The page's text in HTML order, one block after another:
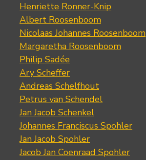
Henriette Ronner-Knip
Albert Roosenboom
Nicolaas Johannes Roosenboom
Margaretha Roosenboom
Philip Sadée
Ary Scheffer
Andreas Schelfhout
Petrus van Schendel
Jan Jacob Schenkel
Johannes Franciscus Spohler
Jan Jacob Spohler
Jacob Jan Coenraad Spohler